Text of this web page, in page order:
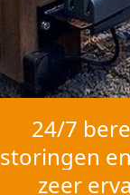
24/7
storingen
zeer